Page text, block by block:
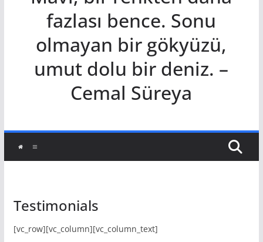
fazlası bence. Sonu
olmayan bir gökyüzü,
umut dolu bir deniz. –
Cemal Süreya
Testimonials
[vc_row][vc_column][vc_column_text]